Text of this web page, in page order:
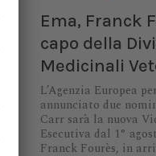
Ema, Franck
capo della
Medicinali
L’Agenzia Europea
annunciato due
Carr sarà la nuova
Esecutiva dal 1°
Franck Fourès, in